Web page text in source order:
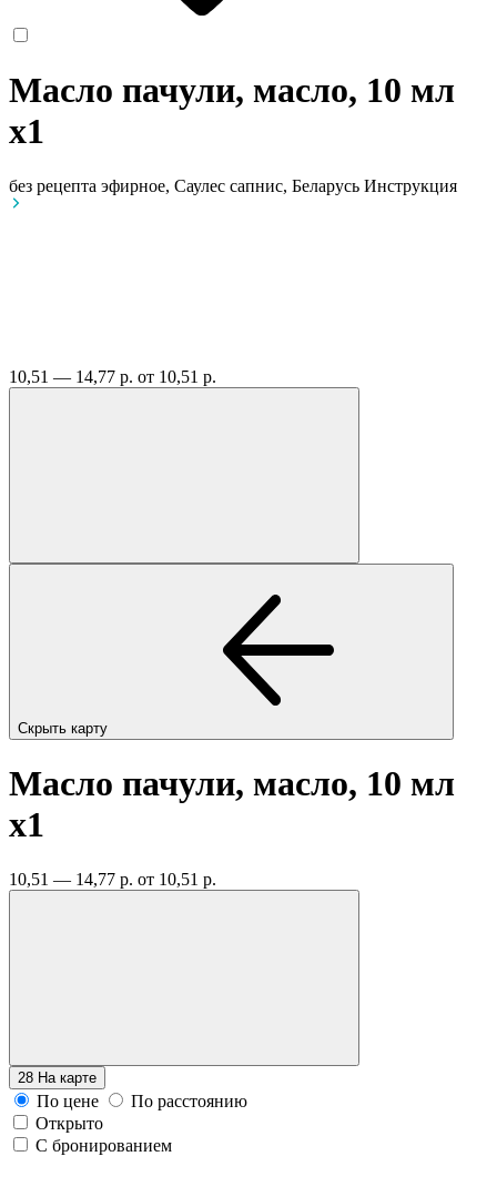
Масло пачули, масло, 10 мл
x1
без рецепта эфирное, Саулес сапнис, Беларусь Инструкция
10,51 — 14,77 р. от 10,51 р.
Скрыть карту
Масло пачули, масло, 10 мл
x1
10,51 — 14,77 р. от 10,51 р.
28 На карте
По цене
По расстоянию
Открыто
С бронированием